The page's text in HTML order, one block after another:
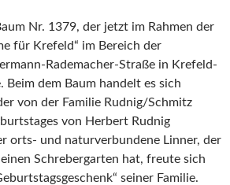
Nr. 1379, der jetzt im Rahmen der
für Krefeld“ im Bereich der
Rademacher-Straße in Krefeld-
Beim dem Baum handelt es sich
von der Familie Rudnig/Schmitz
von Herbert Rudnig
orts- und naturverbundene Linner, der
Schrebergarten hat, freute sich
seiner Familie.